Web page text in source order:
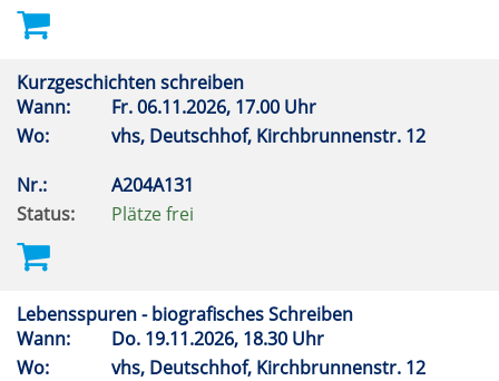
Kurzgeschichten schreiben
Wann:
Fr.06.11.2026, 17.00 Uhr
Wo:
vhs, Deutschhof, Kirchbrunnenstr. 12
Nr.:
A204A131
Status:
Plätze frei
Lebensspuren - biografisches Schreiben
Wann:
Do. 19.11.2026, 18.30 Uhr
Wo:
vhs, Deutschhof, Kirchbrunnenstr. 12